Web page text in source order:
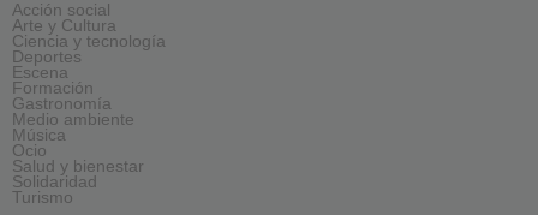
Acción social
Arte y Cultura
Ciencia y tecnología
Deportes
Escena
Formación
Gastronomía
Medio ambiente
Música
Ocio
Salud y bienestar
Solidaridad
Turismo